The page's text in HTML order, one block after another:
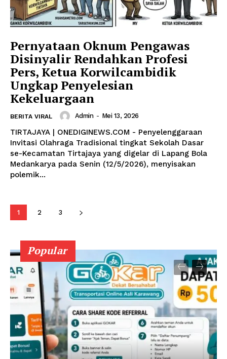
Pernyataan Oknum Pengawas
Disinyalir Rendahkan Profesi
Pers, Ketua Korwilcambidik
Ungkap Penyelesian
Kekeluargaan
BERITA VIRAL Admin - Mei 13, 2026
TIRTAJAYA | ONEDIGINEWS.COM - Penyelenggaraan
Invitasi Olahraga Tradisional tingkat Sekolah Dasar
se-Kecamatan Tirtajaya yang digelar di Lapang Bola
Medankarya pada Senin (12/5/2026), menyisakan
polemik...
1 2 3
Popular